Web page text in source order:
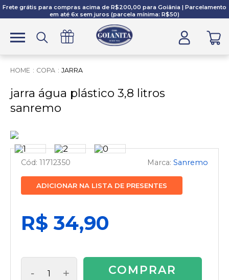
Frete grátis para compras acima de R$200,00 para Goiânia | Parcelamento
em até 6x sem juros (parcela mínima: R$50)
COPA JARRA
jarra água plástico 3,8 litros
sanremo
11712350 Sanremo
ADICIONAR NA LISTA DE PRESENTES
R$ 34,90
- + COMPRAR